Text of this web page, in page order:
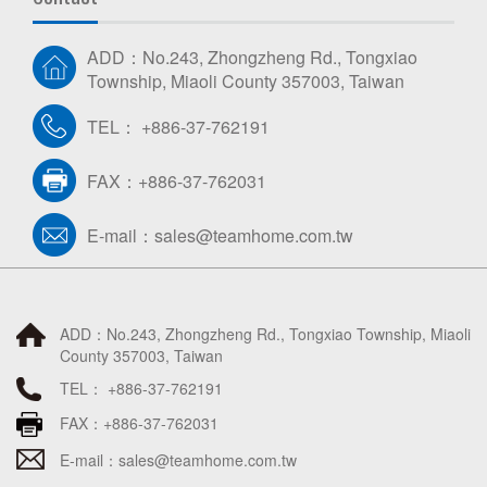
ADD：No.243, Zhongzheng Rd., Tongxiao
Township, Miaoli County 357003, Taiwan
TEL： +886-37-762191
FAX：+886-37-762031
E-mail： sales@teamhome.com.tw
ADD：No.243, Zhongzheng Rd., Tongxiao Township, Miaoli
County 357003, Taiwan
TEL： +886-37-762191
FAX：+886-37-762031
E-mail： sales@teamhome.com.tw